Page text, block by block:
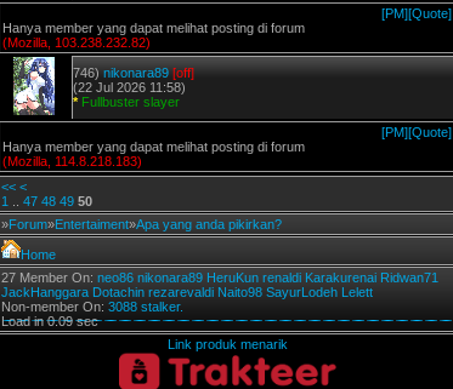
[PM][Quote]
Hanya member yang dapat melihat posting di forum
(Mozilla, 103.238.232.82)
746) nikonara89 [off]
(22 Jul 2026 11:58)
* Fullbuster slayer
[PM][Quote]
Hanya member yang dapat melihat posting di forum
(Mozilla, 114.8.218.183)
<< <
1
47 48 49 50
»Forum»Entertaiment»Apa yang anda pikirkan?
Home
27 Member On: neo86 nikonara89 HeruKun renaldi Karakurenai Ridwan71
JackHanggara Dotachin rezarevaldi Naito98 SayurLodeh Lelett
Non-member On: 3088 stalker.
Load in 0.09 sec
Link produk menarik